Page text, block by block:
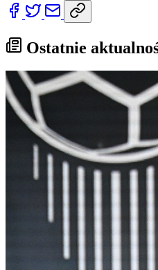
Ostatnie